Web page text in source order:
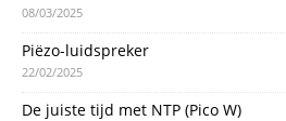
08/03/2025
Piëzo-luidspreker
22/02/2025
De juiste tijd met NTP (Pico W)